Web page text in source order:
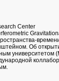
Center
Об